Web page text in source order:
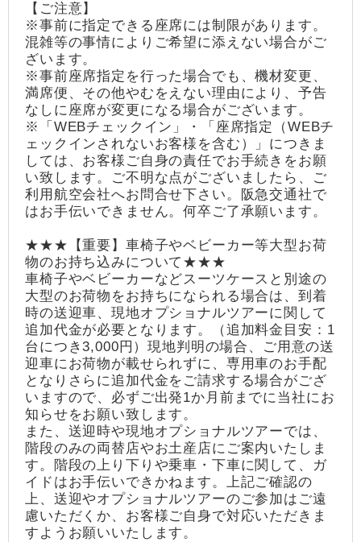
【ご注意】
※事前に指定できる座席には制限があります。
混雑等の事情によりご希望に添えない場合がご
ざいます。
※事前座席指定を行った場合でも、機材変更、
満席便、その他やむをえない理由により、予告
なしに座席が変更になる場合がございます。
※「WEBチェックイン」・「座席指定（WEBチ
ェックインされないお客様を含む）」につきま
しては、お客様ご自身の責任でお手続きをお願
い致します。ご不明な点がございましたら、ご
利用航空会社へお問合せ下さい。阪急交通社で
はお手伝いできません。何卒ご了承願います。
★★★【重要】車椅子やベビーカー等大型お荷
物のお持ち込みについて★★★
車椅子やベビーカーなどスーツケースと別途の
大型のお荷物をお持ちになられる場合は、到着
時の送迎車、現地オプショナルツアーに関して
追加代金が必要となります。（追加料金目安：1
台につき3,000円）現地判明の場合、ご用意の送
迎車にお荷物が載せられずに、専用車のお手配
となりさらに追加代金をご請求する場合がござ
いますので、必ずご出発1か月前までに当社にお
知らせをお願い致します。
また、送迎時や現地オプショナルツアーでは、
階段のみの両替店やお土産店にご案内いたしま
す。階段の上り下りや乗車・下車に関して、ガ
イドはお手伝いできかねます。上記ご確認の
上、送迎やオプショナルツアーのご参加はご遠
慮いただくか、お客様ご自身で対応いただきま
すようお願いいたします。